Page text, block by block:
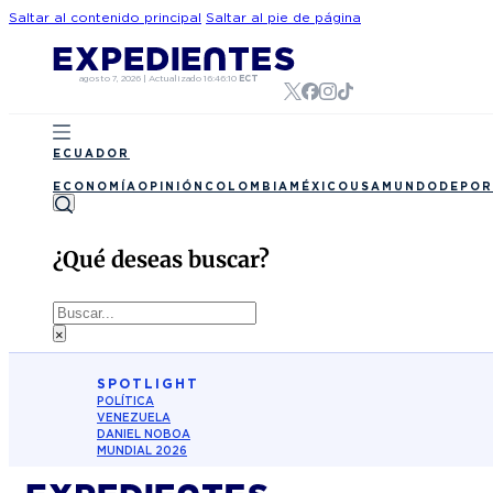
Saltar al contenido principal Saltar al pie de página
agosto 7, 2026 | Actualizado 16:46:10 ECT
ECUADOR
ECONOMÍA OPINIÓN COLOMBIA MÉXICO USA MUNDO
¿Qué deseas buscar?
Buscar
×
SPOTLIGHT
POLÍTICA
VENEZUELA
DANIEL NOBOA
MUNDIAL 2026